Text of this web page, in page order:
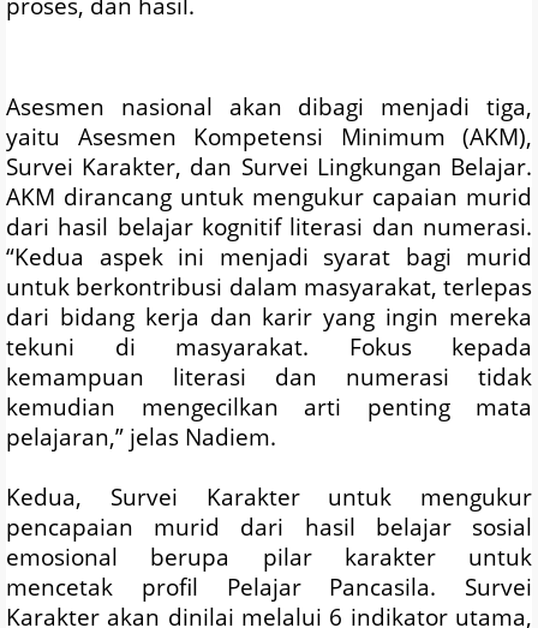
Asesmen nasional akan dibagi menjadi tiga,
yaitu Asesmen Kompetensi Minimum (AKM),
Survei Karakter, dan Survei Lingkungan Belajar.
AKM dirancang untuk mengukur capaian murid
dari hasil belajar kognitif literasi dan numerasi.
“Kedua aspek ini menjadi syarat bagi murid
untuk berkontribusi dalam masyarakat, terlepas
dari bidang kerja dan karir yang ingin mereka
tekuni di masyarakat. Fokus kepada
kemampuan literasi dan numerasi tidak
kemudian mengecilkan arti penting mata
pelajaran,” jelas Nadiem.
Kedua, Survei Karakter untuk mengukur
pencapaian murid dari hasil belajar sosial
emosional berupa pilar karakter untuk
mencetak profil Pelajar Pancasila. Survei
Karakter akan dinilai melalui 6 indikator utama,